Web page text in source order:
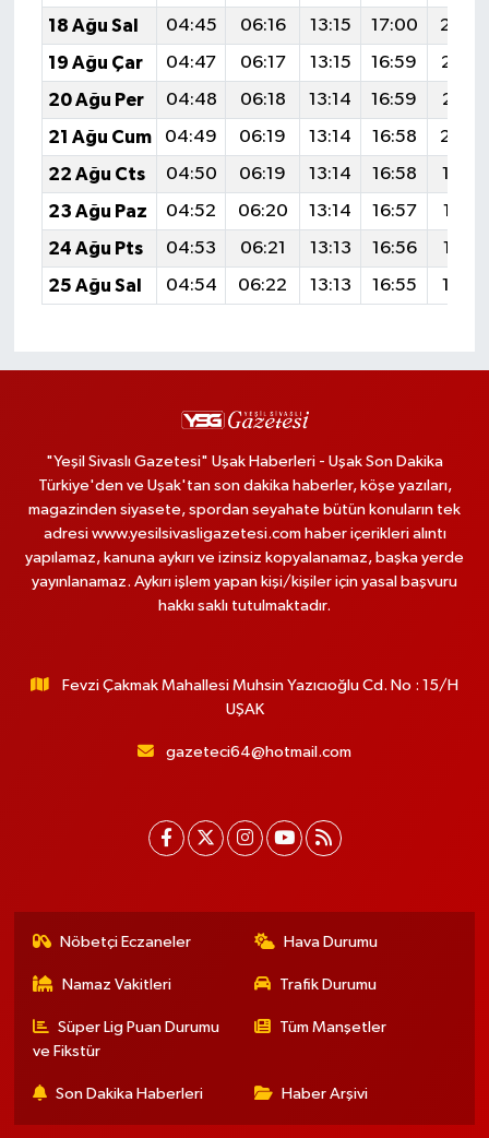
18 Ağu Sal
04:45 06:16 13:15 17:00
19 Ağu Çar
04:47 06:17 13:15 16:59
20 Ağu Per
04:48 06:18 13:14 16:59
20:01
21 Ağu Cum
04:49 06:19 13:14 16:58
22 Ağu Cts
04:50 06:19 13:14 16:58
19:59
23 Ağu Paz
04:52 06:20 13:14 16:57
19:57
24 Ağu Pts
04:53 06:21 13:13 16:56
19:56
25 Ağu Sal
04:54 06:22 13:13 16:55 19:54
"Yeşil Sivaslı Gazetesi" Uşak Haberleri - Uşak Son Dakika
Türkiye'den ve Uşak'tan son dakika haberler, köşe yazıları,
magazinden siyasete, spordan seyahate bütün konuların tek
adresi www.yesilsivasligazetesi.com haber içerikleri alıntı
yapılamaz, kanuna aykırı ve izinsiz kopyalanamaz, başka yerde
yayınlanamaz. Aykırı işlem yapan kişi/kişiler için yasal başvuru
hakkı saklı tutulmaktadır.
Fevzi Çakmak Mahallesi Muhsin Yazıcıoğlu Cd. No : 15/H
UŞAK
gazeteci64@hotmail.com
Nöbetçi Eczaneler Hava Durumu
Namaz Vakitleri Trafik Durumu
Süper Lig Puan Durumu
ve Fikstür
Tüm Manşetler
Son Dakika Haberleri Haber Arşivi